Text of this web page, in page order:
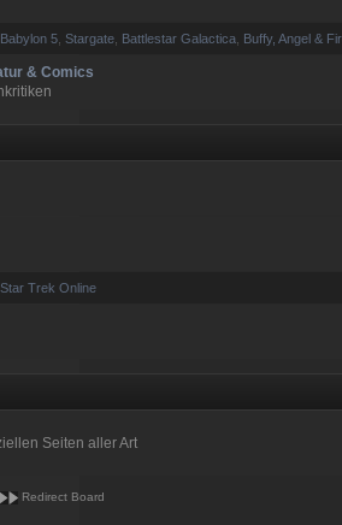
Babylon 5 ,Stargate Battlestar Galactica Buffy, Angel &
& Comics
Star Trek Online
Seiten aller Art
Redirect Board